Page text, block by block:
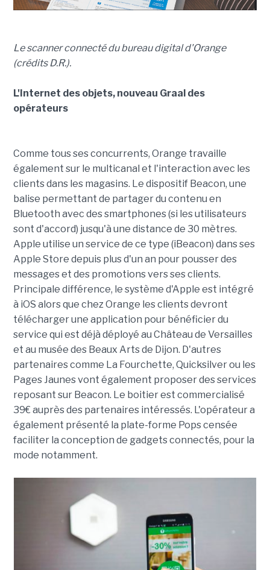
Le scanner connecté du bureau digital d'Orange
(crédits D.R.).
L'Internet des objets, nouveau Graal des
opérateurs
Comme tous ses concurrents, Orange travaille
également sur le multicanal et l'interaction avec les
clients dans les magasins. Le dispositif Beacon, une
balise permettant de partager du contenu en
Bluetooth avec des smartphones (si les utilisateurs
sont d'accord) jusqu'à une distance de 30 mètres.
Apple utilise un service de ce type (iBeacon) dans ses
Apple Store depuis plus d'un an pour pousser des
messages et des promotions vers ses clients.
Principale différence, le système d'Apple est intégré
à iOS alors que chez Orange les clients devront
télécharger une application pour bénéficier du
service qui est déjà déployé au Château de Versailles
et au musée des Beaux Arts de Dijon. D'autres
partenaires comme La Fourchette, Quicksilver ou les
Pages Jaunes vont également proposer des services
reposant sur Beacon. Le boitier est commercialisé
39€ auprès des partenaires intéressés. L'opérateur a
également présenté la plate-forme Pops censée
faciliter la conception de gadgets connectés, pour la
mode notamment.